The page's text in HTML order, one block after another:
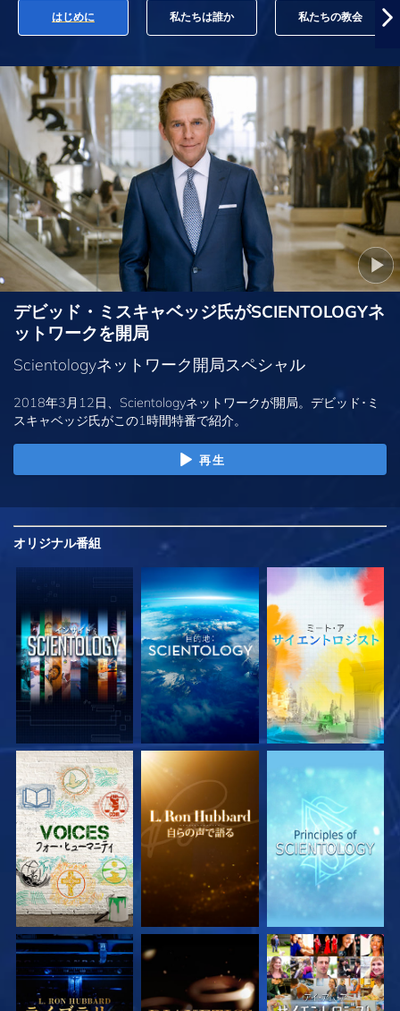
はじめに 私たちは誰か 私たちの教会
デビッド・ミスキャベッジ氏がSCIENTOLOGYネ
ットワークを開局
Scientologyネットワーク開局スペシャル
2018年3月12日、Scientologyネットワークが開局。デビッド･ミ
スキャベッジ氏がこの1時間特番で紹介。
再生
オリジナル番組
シリーズを探求 シリーズを探求 シリーズを探求
シリーズを探求 シリーズを探求 観る